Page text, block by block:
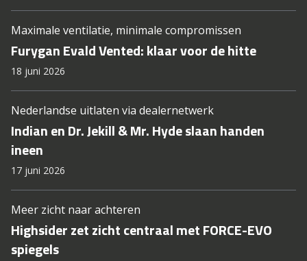
Maximale ventilatie, minimale compromissen
Furygan Evald Vented: klaar voor de hitte
18 juni 2026
Nederlandse uitlaten via dealernetwerk
Indian en Dr. Jekill & Mr. Hyde slaan handen
ineen
17 juni 2026
Meer zicht naar achteren
Highsider zet zicht centraal met FORCE-EVO
spiegels